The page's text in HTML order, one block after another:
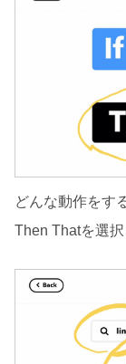
どんな動作をす
Then Thatを選択